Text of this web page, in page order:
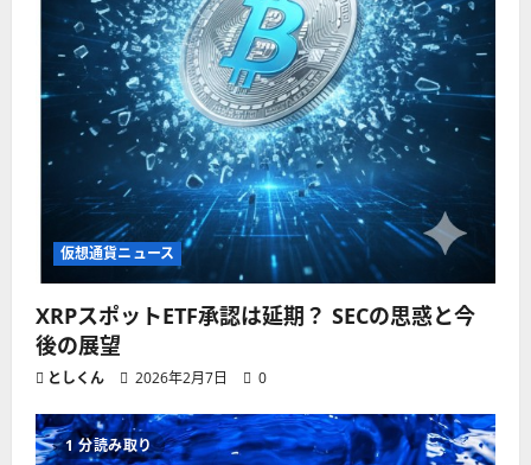
仮想通貨ニュース
XRPスポットETF承認は延期？ SECの思惑と今
後の展望
としくん 2026年2月7日 0
1 分読み取り